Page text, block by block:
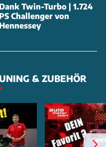
Dank Twin-Turbo | 1.724
PS Challenger von
Hennessey
& ZUBEHÖR